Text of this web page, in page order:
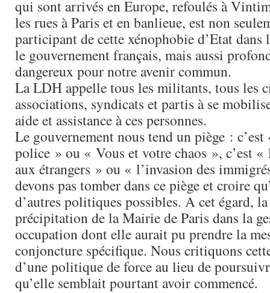
qui sont arrivés en Europe, refoulés à
les rues à Paris et en banlieue, est non
participant de cette xénophobie d’Etat dans
le gouvernement français, mais aussi
dangereux pour notre avenir commun.
La LDH appelle tous les militants, tous les
associations, syndicats et partis à se
aide et assistance à ces personnes.
Le gouvernement nous tend un piège :
police » ou « Vous et votre chaos », c’est «
aux étrangers » ou « l’invasion des
devons pas tomber dans ce piège et croire
d’autres politiques possibles. A cet égard,
précipitation de la Mairie de Paris dans la
occupation dont elle aurait pu prendre la
conjoncture spécifique. Nous critiquons
d’une politique de force au lieu de
qu’elle semblait pourtant avoir commencé.